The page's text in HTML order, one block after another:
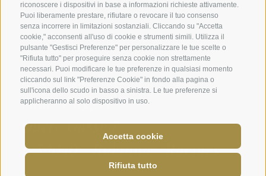
riconoscere i dispositivi in base a informazioni richieste attivamente.
Puoi liberamente prestare, rifiutare o revocare il tuo consenso
senza incorrere in limitazioni sostanziali. Cliccando su "Accetta
cookie," acconsenti all'uso di cookie e strumenti simili. Utilizza il
pulsante "Gestisci Preferenze" per personalizzare le tue scelte o
"Rifiuta tutto" per proseguire senza cookie non strettamente
necessari. Puoi modificare le tue preferenze in qualsiasi momento
cliccando sul link "Preferenze Cookie" in fondo alla pagina o
sull'icona dello scudo in basso a sinistra. Le tue preferenze si
applicheranno al solo dispositivo in uso.
Accetta cookie
Rifiuta tutto
Posizione e arrivo
Social Wall
Awards
Hotel Plunhof
Fam. Volgger
Obere Gasse 7
I-39040 - Ridanna - Racines